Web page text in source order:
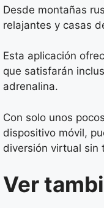
Desde montañas
relajantes y casas
Esta aplicación
que satisfarán
adrenalina.
Con solo unos
dispositivo móvil,
diversión virtual sin
Ver